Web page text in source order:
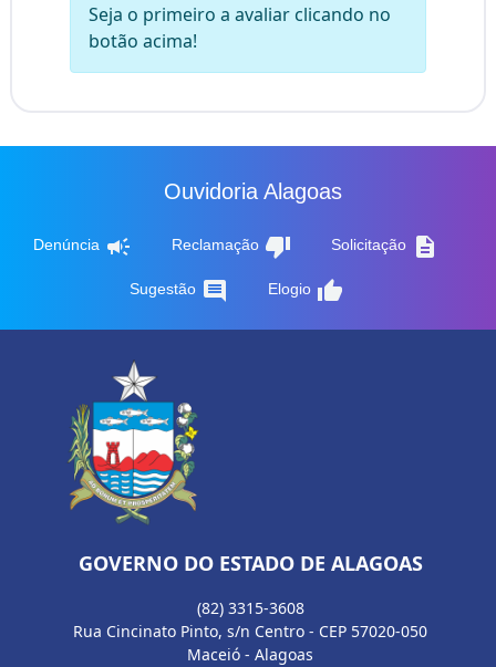
Seja o primeiro a avaliar clicando no
botão acima!
Ouvidoria Alagoas
Denúncia campaign Reclamação thumb_down Solicitação description
Sugestão comment Elogio thumb_up
GOVERNO DO ESTADO DE ALAGOAS
(82) 3315-3608
Rua Cincinato Pinto, s/n Centro - CEP 57020-050
Maceió - Alagoas